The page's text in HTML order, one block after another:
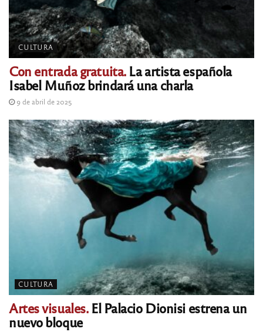
CULTURA
Con entrada gratuita.La artista española
Isabel Muñoz brindará una charla
9 de abril de 2025
CULTURA
Artes visuales.El Palacio Dionisi estrena un
nuevo bloque